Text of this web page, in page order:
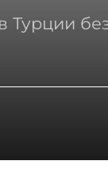
Турции